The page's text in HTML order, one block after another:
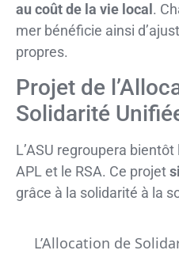
au coût de la vie local .
mer bénéficie ainsi
propres.
Projet de
Solidarité
L’ASU regroupera
APL et le RSA. Ce projet
grâce à la solidarité à la
L’Allocation de